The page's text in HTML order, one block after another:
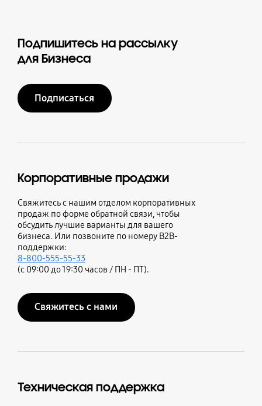
Подпишитесь на рассылку
для Бизнеса
Подписаться
Корпоративные продажи
Свяжитесь с нашим отделом корпоративных
продаж по форме обратной связи, чтобы
обсудить лучшие варианты для вашего
бизнеса. Или позвоните по номеру B2B-
поддержки:
8-800-555-55-33
(с 09:00 до 19:30 часов / ПН - ПТ).
Свяжитесь с нами
Техническая поддержка